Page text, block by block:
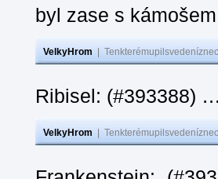
byl zase s
VelkyHrom
Ribisel: (#393388)
VelkyHrom